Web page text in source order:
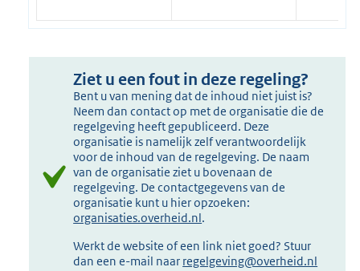
Ziet u een fout in deze regeling?
Bent u van mening dat de inhoud niet juist is?
Neem dan contact op met de organisatie die de
regelgeving heeft gepubliceerd. Deze
organisatie is namelijk zelf verantwoordelijk
voor de inhoud van de regelgeving. De naam
van de organisatie ziet u bovenaan de
regelgeving. De contactgegevens van de
organisatie kunt u hier opzoeken:
organisaties.overheid.nl.
Werkt de website of een link niet goed? Stuur
dan een e-mail naar regelgeving@overheid.nl